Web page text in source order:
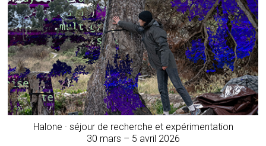
Halone · séjour de recherche et expérimentation
30 mars – 5 avril 2026